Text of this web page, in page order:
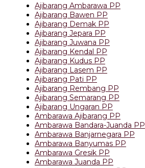
Ajibarang Ambarawa PP
Ajibarang Bawen PP
Ajibarang Demak PP
Ajibarang Jepara PP
Ajibarang Juwana PP
Ajibarang Kendal PP
Ajibarang Kudus PP
Ajibarang Lasem PP
Ajibarang Pati PP
Ajibarang Rembang PP
Ajibarang Semarang PP
Ajibarang Ungaran PP
Ambarawa Ajibarang PP
Ambarawa Bandara-Juanda PP
Ambarawa Banjarnegara PP
Ambarawa Banyumas PP
Ambarawa Gresik PP
Ambarawa Juanda PP